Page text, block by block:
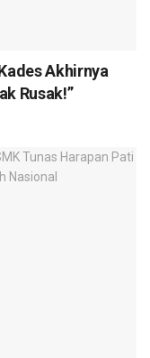
Akhirnya
Rusak!”